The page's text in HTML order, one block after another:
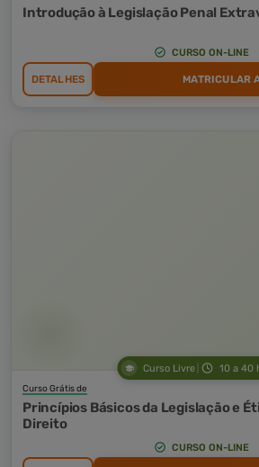
Introdução à Legislação Penal
CURSO ON-LINE
DETALHES MATRICULAR
Curso Livre 10 a 40
Curso Grátis de
Princípios Básicos da Legislação e
Direito
CURSO ON-LINE